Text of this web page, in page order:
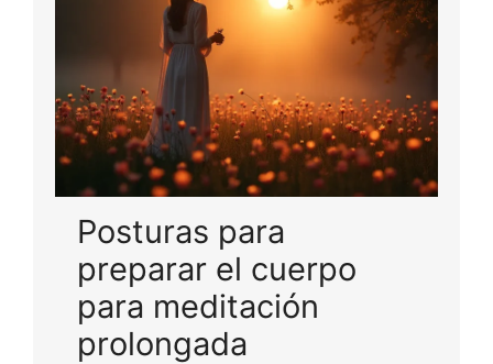
Posturas para
preparar el cuerpo
para meditación
prolongada